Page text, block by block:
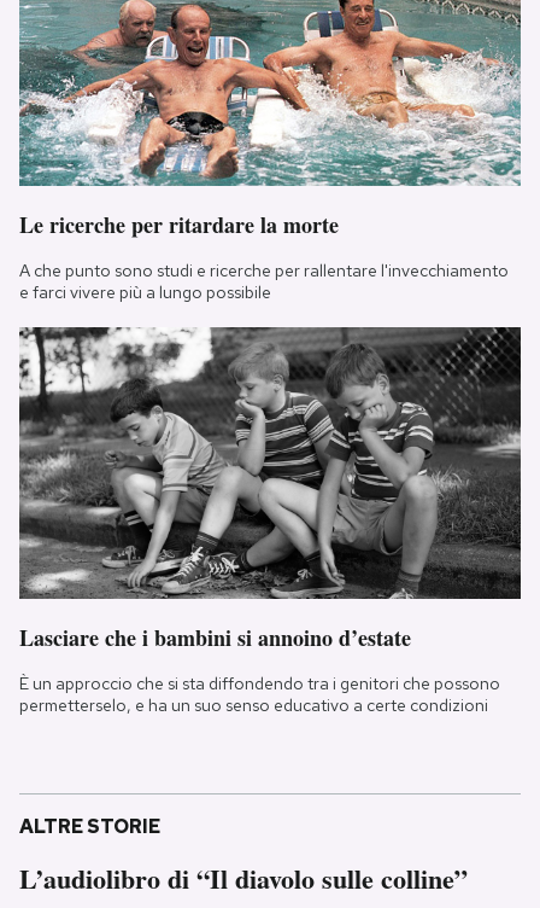
Le ricerche per ritardare la morte
A che punto sono studi e ricerche per rallentare l'invecchiamento
e farci vivere più a lungo possibile
Lasciare che i bambini si annoino d’estate
È un approccio che si sta diffondendo tra i genitori che possono
permetterselo, e ha un suo senso educativo a certe condizioni
ALTRE STORIE
L’audiolibro di “Il diavolo sulle colline”